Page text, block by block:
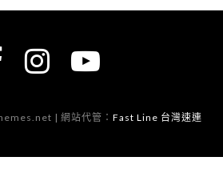
| 網站代管：Fast Line 台灣速連